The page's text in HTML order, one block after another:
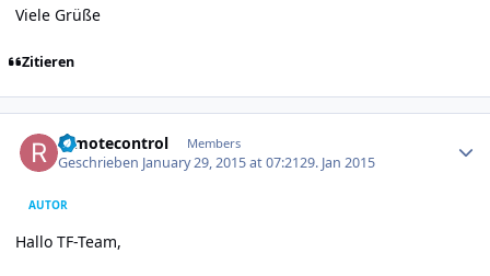
Viele Grüße
Zitieren
remotecontrol Members
Geschrieben January 29, 2015 at 07:2129. Jan 2015
AUTOR
Hallo TF-Team,